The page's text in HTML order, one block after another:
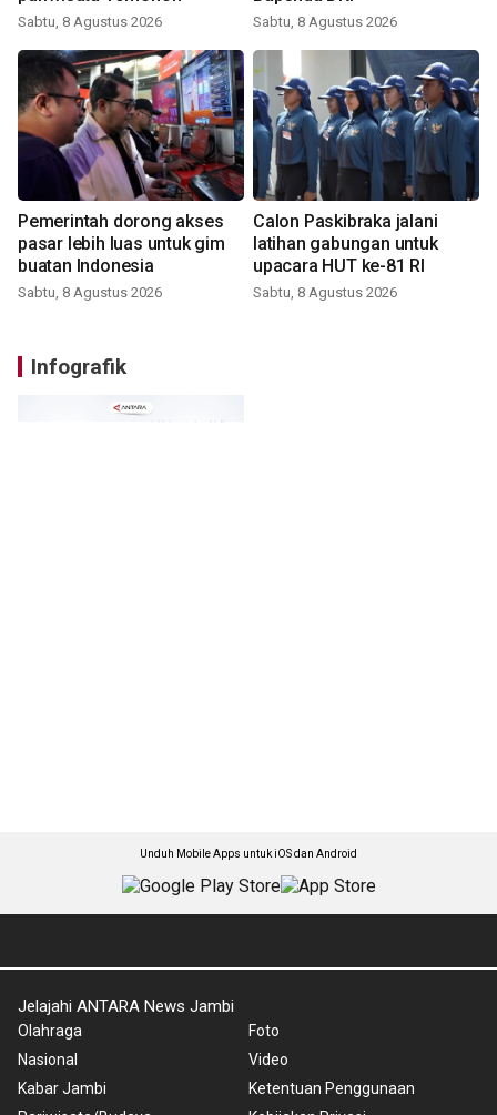
Sabtu, 8 Agustus 2026 Sabtu, 8 Agustus 2026
Pemerintah dorong akses
pasar lebih luas untuk gim
buatan Indonesia
Sabtu, 8 Agustus 2026
Calon Paskibraka jalani
latihan gabungan untuk
upacara HUT ke-81 RI
Sabtu, 8 Agustus 2026
Infografik
Unduh Mobile Apps untuk iOS dan Android
Jelajahi ANTARA News Jambi
Olahraga
Nasional
Kabar Jambi
Foto
Video
Ketentuan Penggunaan